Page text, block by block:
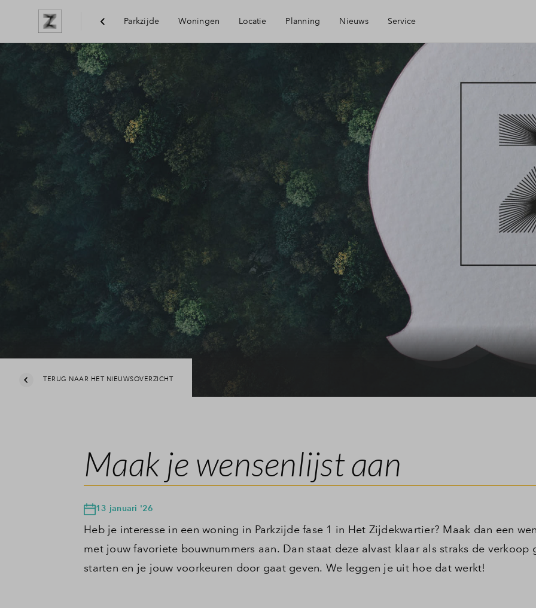
Parkzijde Woningen Locatie Planning Nieuws Service
Mijn Eigen Huis
Financiele check
Financiering
Toewijzing
Woning kopen
Leeswijzer
Veelgestelde vragen
TERUG NAAR HET NIEUWSOVERZICHT
Maak je wensenlijst aan
13 januari '26
Heb je interesse in een woning in Parkzijde fase 1 in Het Zijdekwartier? Maak dan een
met jouw favoriete bouwnummers aan. Dan staat deze alvast klaar als straks de verkoop
starten en je jouw voorkeuren door gaat geven. We leggen je uit hoe dat werkt!